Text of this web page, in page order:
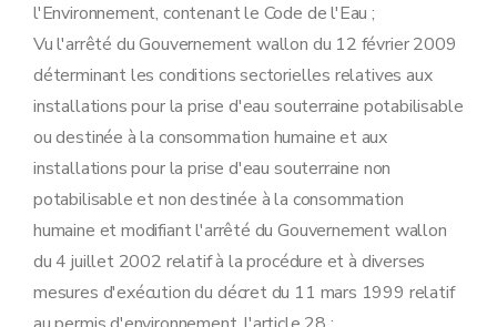
Art. 27
Chapitre 5 Dispositions finales et transitoires
Art. 28
Art. 29
Art. 30
Annexe 1
Annexe 2
Annexe 3
Annexe 4
l'Environnement, contenant le Code de l'Eau ;
Vu l'arrêté du Gouvernement wallon du 12 février 2009
déterminant les conditions sectorielles relatives aux
installations pour la prise d'eau souterraine potabilisable
ou destinée à la consommation humaine et aux
installations pour la prise d'eau souterraine non
potabilisable et non destinée à la consommation
humaine et modifiant l'arrêté du Gouvernement wallon
du 4 juillet 2002 relatif à la procédure et à diverses
mesures d'exécution du décret du 11 mars 1999 relatif